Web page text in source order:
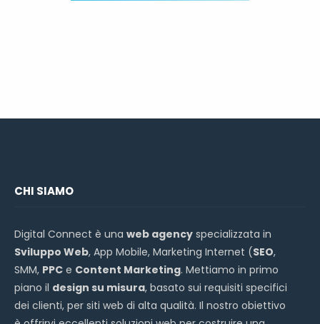
CHI SIAMO
Digital Connect è una web agency specializzata in
Sviluppo Web, App Mobile, Marketing Internet (SEO,
SMM, PPC e Content Marketing. Mettiamo in primo
piano il design su misura, basato sui requisiti specifici
dei clienti, per siti web di alta qualità. Il nostro obiettivo